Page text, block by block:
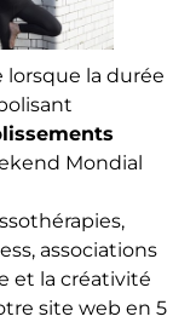
lorsque la durée
Mondial
associations
et la créativité
site web en 5